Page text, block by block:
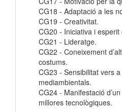
CG18 - Adaptació a les
CG19 - Creativitat.
CG20 - Iniciativa i esperit
CG21 - Lideratge.
CG22 - Coneixement
costums.
CG23 - Sensibilitat vers
mediambientals.
CG24 - Manifestació
millores tecnològiques.